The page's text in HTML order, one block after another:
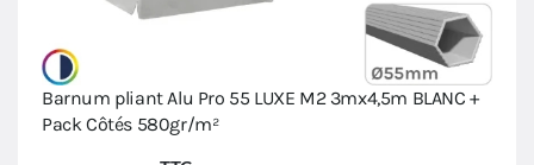
Barnum pliant Alu Pro 55 LUXE M2 3mx4,5m BLANC +
Pack Côtés 580gr/m²